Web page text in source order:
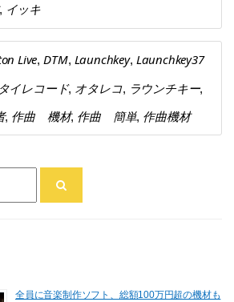
イッキ
Live, DTM, Launchkey, Launchkey37
イレコード, オタレコ, ラウンチキー,
, 作曲 機材, 作曲 簡単, 作曲機材
全員に音楽制作ソフト、総額100万円超の機材も